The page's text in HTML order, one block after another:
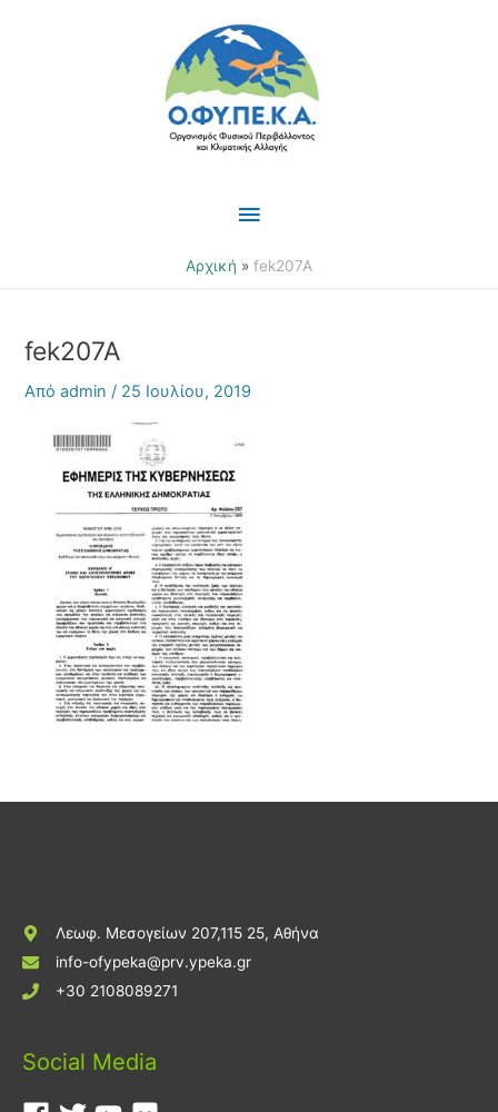
Κύριο
Μενού
Αρχική fek207A
fek207A
Απόadmin/ 25 Ιουλίου, 2019
Λεωφ. Μεσογείων 207,115 25, Αθήνα
info-ofypeka@prv.ypeka.gr
+30 2108089271
Social Media